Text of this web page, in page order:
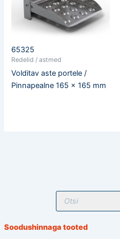
T
o
t
Soodushinnaga tooted
65325
Redelid / astmed
Volditav aste portele /
Pinnapealne 165 x 165 mm